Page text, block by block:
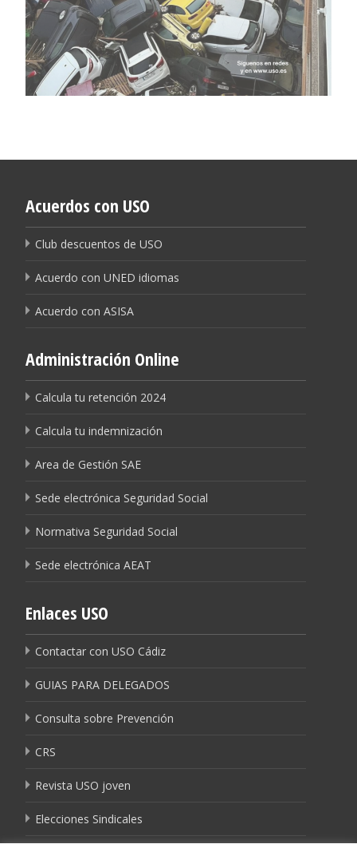
Acuerdos con USO
Club descuentos de USO
Acuerdo con UNED idiomas
Acuerdo con ASISA
Administración Online
Calcula tu retención 2024
Calcula tu indemnización
Area de Gestión SAE
Sede electrónica Seguridad Social
Normativa Seguridad Social
Sede electrónica AEAT
Enlaces USO
Contactar con USO Cádiz
GUIAS PARA DELEGADOS
Consulta sobre Prevención
CRS
Revista USO joven
Elecciones Sindicales